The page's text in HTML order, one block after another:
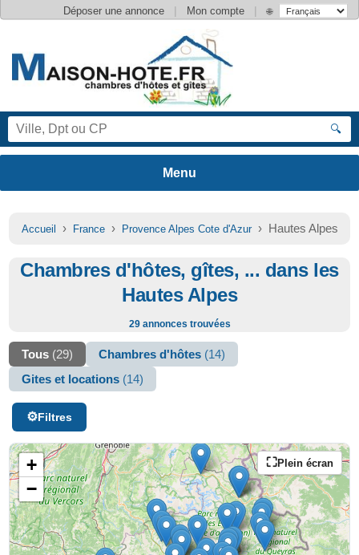
Déposer une annonce | Mon compte | 🌐
🔍
Accueil › France› Provence Alpes Cote d'Azur› Hautes Alpes
Chambres d'hôtes, gîtes, ... dans les
Hautes Alpes
29 annonces trouvées
Tous (29) Chambres d'hôtes (14)
Gites et locations (14)
Filtres
Plein écran
+
−